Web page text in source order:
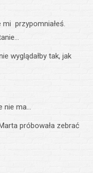
mi przypomniałeś.
wyglądałby tak, jak
nie ma…
próbowała zebrać